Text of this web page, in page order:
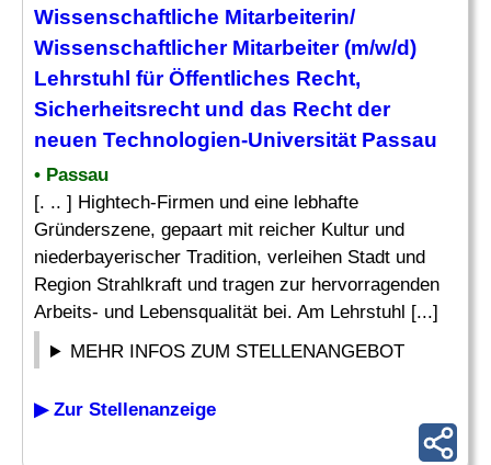
Wissenschaftliche Mitarbeiterin/
Wissenschaftlicher Mitarbeiter(m/w/d)
Lehrstuhl für Öffentliches Recht,
Sicherheitsrecht und das Recht der
neuen Technologien-Universität Passau
• Passau
[. .. ] Hightech-Firmen und eine lebhafte
Gründerszene, gepaart mit reicher Kultur und
niederbayerischer Tradition, verleihen Stadt und
Region Strahlkraft und tragen zur hervorragenden
Arbeits- und Lebensqualität bei. Am Lehrstuhl [...]
MEHR INFOS ZUM STELLENANGEBOT
▶ Zur Stellenanzeige